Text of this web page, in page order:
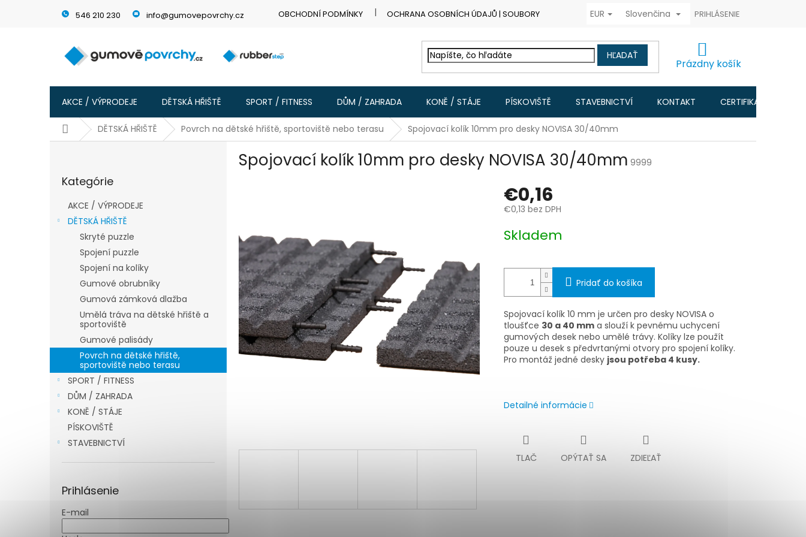
546 210 230 info@gumovepovrchy.cz OBCHODNÍ PODMÍNKY OCHRANA OSOBNÍCH ÚDAJŮ | SOUBORY COOKIES FORMULÁŘ ODSTOUPENÍ OD KUPNÍ SMLOUVY
EUR Slovenčina PRIHLÁSENIE
HĽADAŤ
KOŠÍK
Prázdny košík
AKCE / VÝPRODEJE DĚTSKÁ HŘIŠTĚ SPORT / FITNESS DŮM / ZAHRADA KONĚ / STÁJE PÍSKOVIŠTĚ STAVEBNICTVÍ KONTAKT CERTIFIKACE A
DomovDĚTSKÁ HŘIŠTĚ Povrch na dětské hřiště, sportoviště nebo terasu Spojovací kolík 10mm pro desky NOVISA 30/40mm
kategórie
Kategórie
AKCE / VÝPRODEJE
DĚTSKÁ HŘIŠTĚ
Skryté puzzle
Spojení puzzle
Spojení na kolíky
Gumové obrubníky
Gumová zámková dlažba
Umělá tráva na dětské hřiště a
sportoviště
Gumové palisády
Povrch na dětské hřiště,
sportoviště nebo terasu
SPORT / FITNESS
DŮM / ZAHRADA
KONĚ / STÁJE
PÍSKOVIŠTĚ
STAVEBNICTVÍ
Prihlásenie
E-mail
Spojovací kolík 10mm pro desky NOVISA 30/40mm 9999
€0,16
€0,13 bez DPH
cena:
Skladem
Pridať do košíka
Spojovací kolík 10 mm je určen pro desky NOVISA o
tloušťce 30 a 40 mma slouží k pevnému uchycení
gumových desek nebo umělé trávy. Kolíky lze použít
pouze u desek s předvrtanými otvory pro spojení kolíky.
Pro montáž jedné desky jsou potřeba 4 kusy.
Detailné informácie
TLAČ OPÝTAŤ SA ZDIEĽAŤ